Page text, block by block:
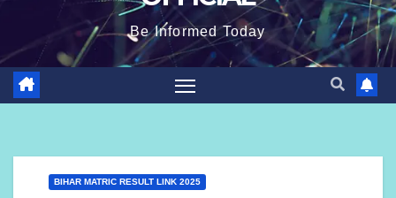
Be Informed Today
BIHAR MATRIC RESULT LINK 2025